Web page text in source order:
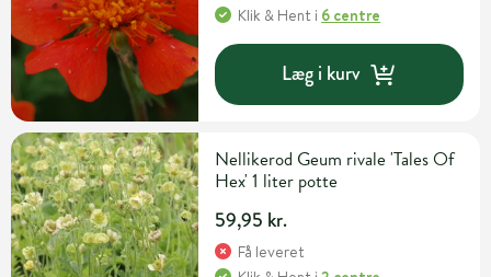
Klik & Hent i 6 centre
Læg i kurv
Nellikerod Geum rivale 'Tales Of
Hex' 1 liter potte
59,95 kr.
Få leveret